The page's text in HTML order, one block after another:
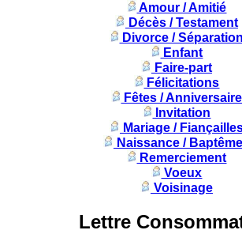
Amour / Amitié
Décès / Testament
Divorce / Séparation
Enfant
Faire-part
Félicitations
Fêtes / Anniversaire
Invitation
Mariage /
Naissance /
Remerciement
Voeux
Voisinage
Lettre